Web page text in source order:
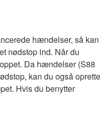
hændelser, så kan
nødstop ind. Når du
Da hændelser (S88
kan du også oprette
Hvis du benytter